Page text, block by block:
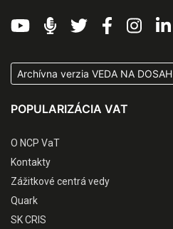
Archívna verzia VEDA NA DOSAH
POPULARIZÁCIA VAT
O NCP VaT
Kontakty
Zážitkové centrá vedy
Quark
SK CRIS